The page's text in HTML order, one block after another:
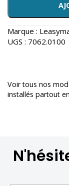
Marque :
UGS : 7062.0100
Voir tous nos
installés partout